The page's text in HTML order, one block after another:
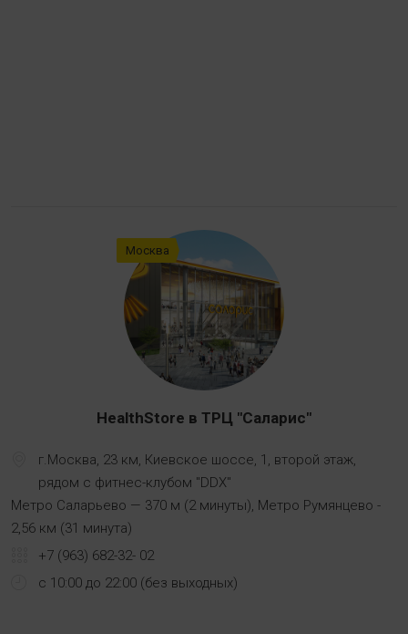
Москва
HealthStore в ТРЦ "Саларис"
г.Москва, 23 км, Киевское шоссе, 1, второй этаж,
рядом с фитнес-клубом "DDX"
Метро Саларьево — 370 м (2 минуты), Метро Румянцево -
2,56 км (31 минута)
+7 (963) 682-32- 02
с 10:00 до 22:00 (без выходных)